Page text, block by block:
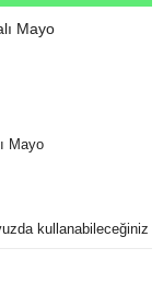
Mayo
Mayo
kullanabileceğiniz